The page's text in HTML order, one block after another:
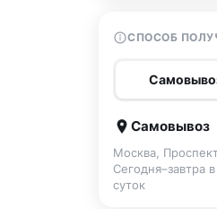
СПОСОБ
Самовывоз
Москва,
Сегодня–завтра
суток